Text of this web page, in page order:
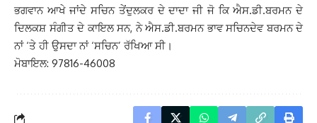
ਭਗਵਾਨ ਆਖੇ ਜਾਂਦੇ ਸਚਿਨ ਤੇਂਦੁਲਕਰ ਦੇ ਦਾਦਾ ਜੀ ਜੋ ਕਿ ਐਸ.ਡੀ.ਬਰਮਨ ਦੇ
ਦਿਲਕਸ਼ ਸੰਗੀਤ ਦੇ ਕਾਇਲ ਸਨ, ਨੇ ਐਸ.ਡੀ.ਬਰਮਨ ਭਾਵ ਸਚਿਨਦੇਵ ਬਰਮਨ ਦੇ
ਨਾਂ ‘ਤੇ ਹੀ ਉਸਦਾ ਨਾਂ ‘ਸਚਿਨ’ ਰੱਖਿਆ ਸੀ।
ਮੋਬਾਇਲ: 97816-46008